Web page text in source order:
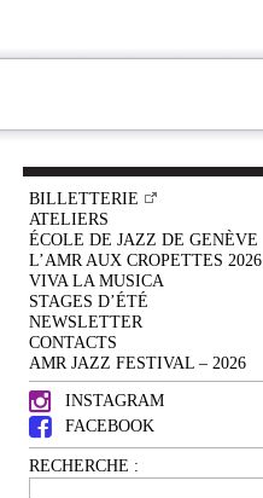
BILLETTERIE
ATELIERS
ÉCOLE DE JAZZ DE GENÈVE
L’AMR AUX CROPETTES 2026
VIVA LA MUSICA
STAGES D’ÉTÉ
NEWSLETTER
CONTACTS
AMR JAZZ FESTIVAL – 2026
INSTAGRAM
FACEBOOK
RECHERCHE :